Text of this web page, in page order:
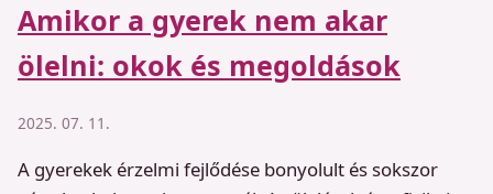
Amikor a gyerek nem akar
ölelni: okok és megoldások
2025. 07. 11.
A gyerekek érzelmi fejlődése bonyolult és sokszor